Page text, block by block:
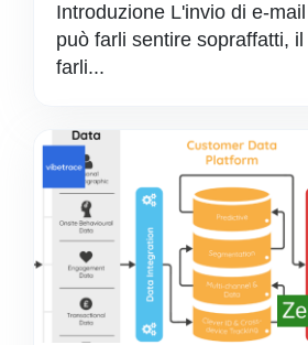
Introduzione L'invio di e-
può farli sentire sopraffatti,
farli...